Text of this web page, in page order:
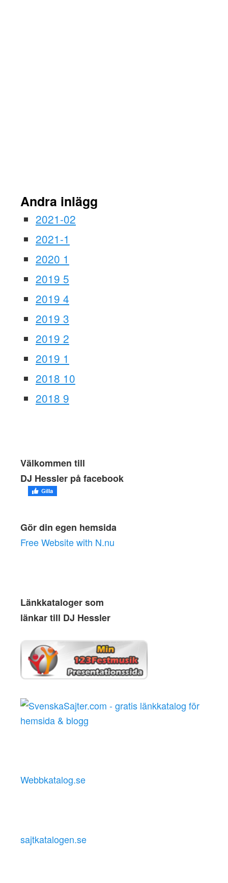
Andra inlägg
2021-02
2021-1
2020 1
2019 5
2019 4
2019 3
2019 2
2019 1
2018 10
2018 9
Välkommen till
DJ Hessler på facebook
Gör din egen hemsida
Free Website with N.nu
Länkkataloger som
länkar till DJ Hessler
Webbkatalog.se
sajtkatalogen.se